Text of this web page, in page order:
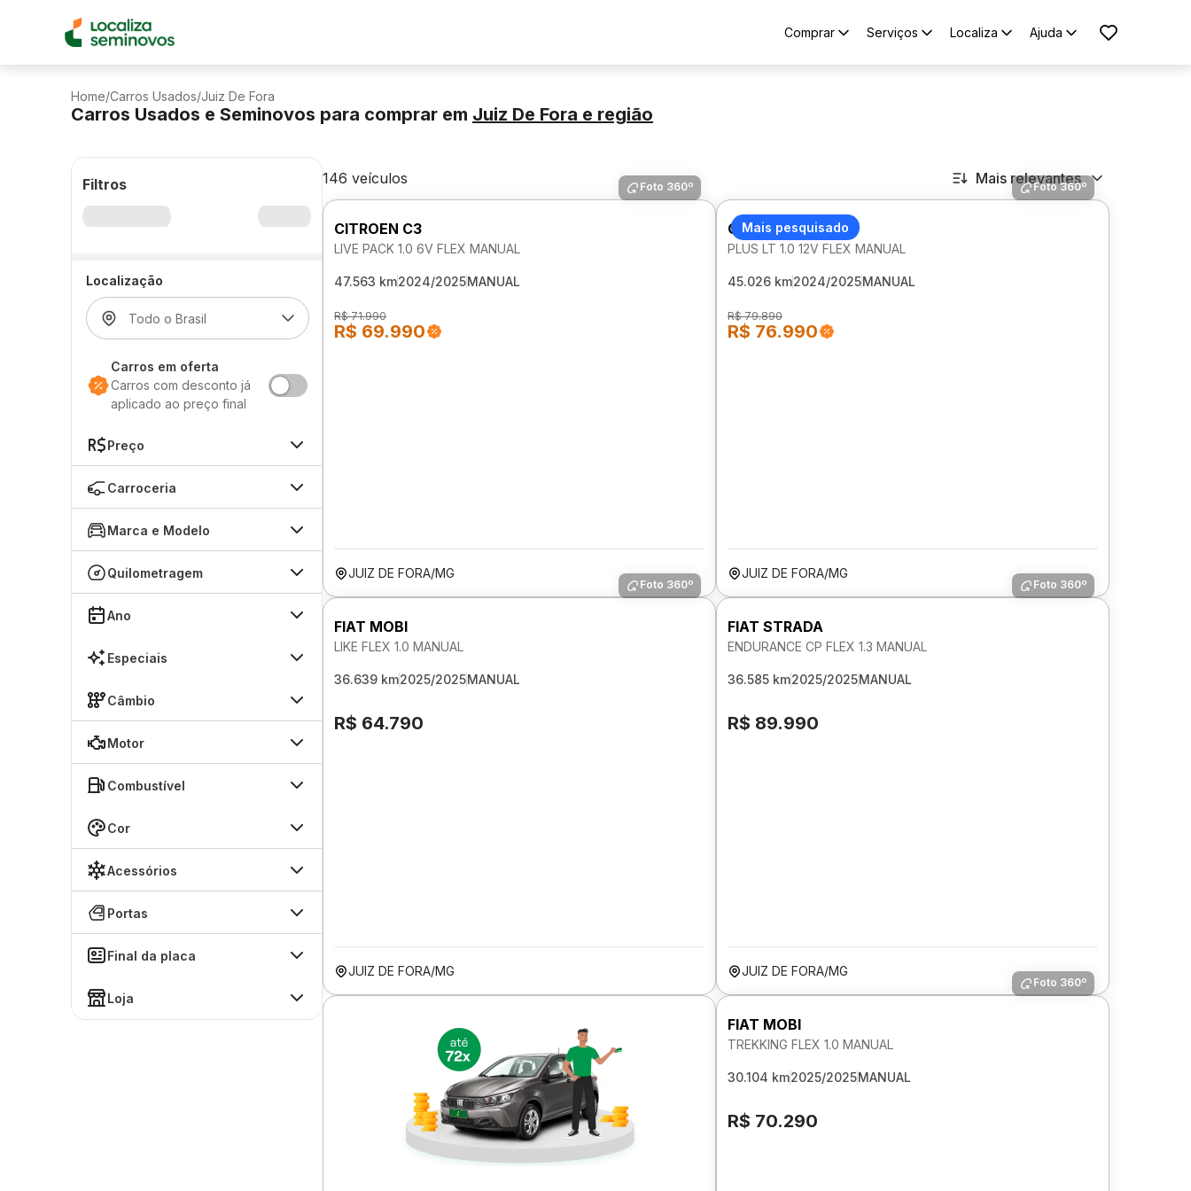
Comprar Serviços Localiza Ajuda
Home/Carros Usados/Juiz De Fora
Carros Usados e Seminovos para comprar em Juiz De Fora e região
Filtros
Localização
Carros em oferta
Carros com desconto já
aplicado ao preço final
Preço
Carroceria
Marca e Modelo
Quilometragem
Ano
Especiais
Câmbio
Motor
Combustível
Cor
Acessórios
Portas
Final da placa
Loja
146 veículos Mais relevantes
Foto 360º
CITROEN C3
LIVE PACK 1.0 6V FLEX MANUAL
47.563 km2024/2025MANUAL
R$ 71.990
R$ 69.990
JUIZ DE FORA/MG
Mais pesquisado
Foto 360º
CHEVROLET ONIX
PLUS LT 1.0 12V FLEX MANUAL
45.026 km2024/2025MANUAL
R$ 79.890
R$ 76.990
JUIZ DE FORA/MG
Foto 360º
FIAT MOBI
LIKE FLEX 1.0 MANUAL
36.639 km2025/2025MANUAL
R$ 64.790
JUIZ DE FORA/MG
Foto 360º
FIAT STRADA
ENDURANCE CP FLEX 1.3 MANUAL
36.585 km2025/2025MANUAL
R$ 89.990
JUIZ DE FORA/MG
Foto 360º
FIAT MOBI
TREKKING FLEX 1.0 MANUAL
30.104 km2025/2025MANUAL
R$ 70.290